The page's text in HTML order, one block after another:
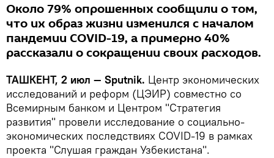
Около 79% опрошенных сообщили о том,
что их образ жизни изменился с началом
пандемии COVID-19, а примерно 40%
рассказали о сокращении своих расходов.
ТАШКЕНТ, 2 июл — Sputnik. Центр экономических
исследований и реформ (ЦЭИР) совместно со
Всемирным банком и Центром "Стратегия
развития" провели исследование о социально-
экономических последствиях COVID-19 в рамках
проекта "Слушая граждан Узбекистана".